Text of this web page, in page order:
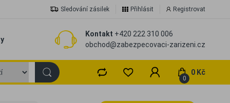
Sledování zásilek Přihlásit Registrovat
Kontakt +420 222 310 006
obchod@zabezpecovaci-zarizeni.cz
0 Kč
0